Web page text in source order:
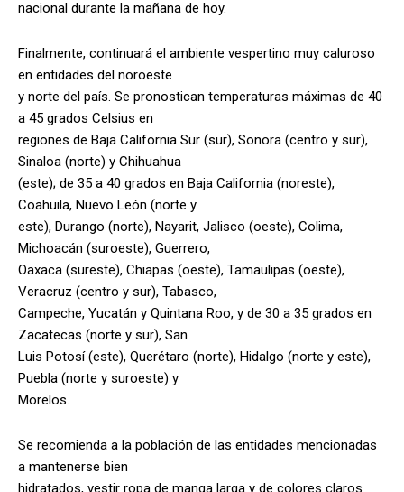
nacional durante la mañana de hoy.
Finalmente, continuará el ambiente vespertino muy caluroso
en entidades del noroeste
y norte del país. Se pronostican temperaturas máximas de 40
a 45 grados Celsius en
regiones de Baja California Sur (sur), Sonora (centro y sur),
Sinaloa (norte) y Chihuahua
(este); de 35 a 40 grados en Baja California (noreste),
Coahuila, Nuevo León (norte y
este), Durango (norte), Nayarit, Jalisco (oeste), Colima,
Michoacán (suroeste), Guerrero,
Oaxaca (sureste), Chiapas (oeste), Tamaulipas (oeste),
Veracruz (centro y sur), Tabasco,
Campeche, Yucatán y Quintana Roo, y de 30 a 35 grados en
Zacatecas (norte y sur), San
Luis Potosí (este), Querétaro (norte), Hidalgo (norte y este),
Puebla (norte y suroeste) y
Morelos.
Se recomienda a la población de las entidades mencionadas
a mantenerse bien
hidratados, vestir ropa de manga larga y de colores claros